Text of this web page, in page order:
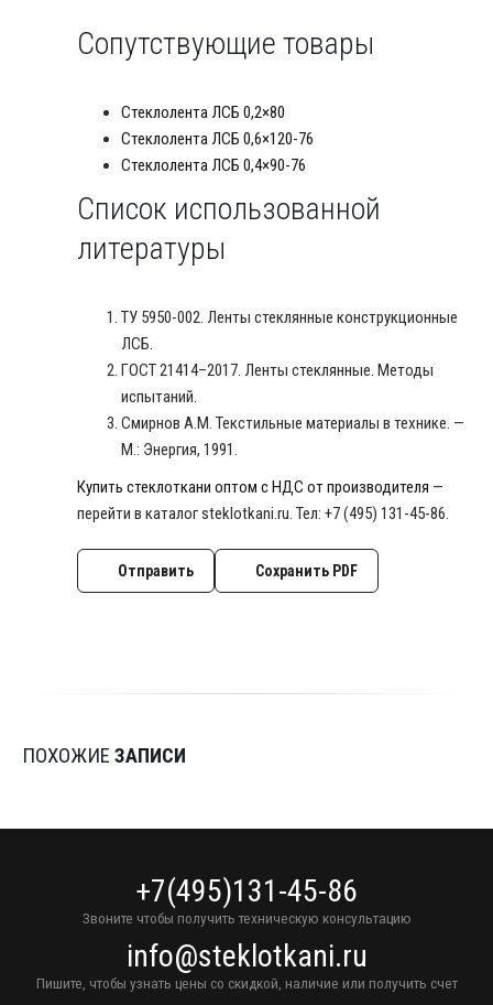
Сопутствующие товары
Стеклолента ЛСБ 0,2×80
Стеклолента ЛСБ 0,6×120-76
Стеклолента ЛСБ 0,4×90-76
Список использованной
литературы
ТУ 5950-002. Ленты стеклянные конструкционные
ЛСБ.
ГОСТ 21414–2017. Ленты стеклянные. Методы
испытаний.
Смирнов А.М. Текстильные материалы в технике. —
М.: Энергия, 1991.
Купить стеклоткани оптом с НДС от производителя —
перейти в каталог steklotkani.ru. Тел: +7 (495) 131-45-86.
Отправить Сохранить PDF
ПОХОЖИЕ ЗАПИСИ
+7(495)131-45-86
Звоните чтобы получить техническую консультацию
info@steklotkani.ru
Пишите, чтобы узнать цены со скидкой, наличие или получить счет